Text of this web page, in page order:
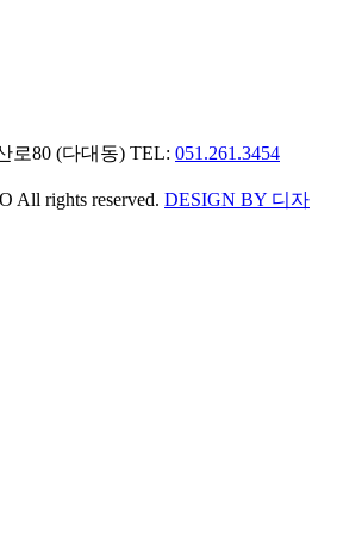
로80 (다대동) TEL: 051.261.3454
All rights reserved. DESIGN BY 디자